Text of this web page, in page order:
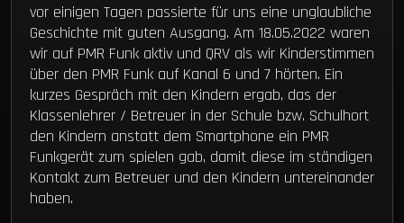
vor einigen Tagen passierte für uns eine unglaubliche
Geschichte mit guten Ausgang. Am 18.05.2022 waren
wir auf PMR Funk aktiv und QRV als wir Kinderstimmen
über den PMR Funk auf Kanal 6 und 7 hörten. Ein
kurzes Gespräch mit den Kindern ergab, das der
Klassenlehrer / Betreuer in der Schule bzw. Schulhort
den Kindern anstatt dem Smartphone ein PMR
Funkgerät zum spielen gab, damit diese im ständigen
Kontakt zum Betreuer und den Kindern untereinander
haben.